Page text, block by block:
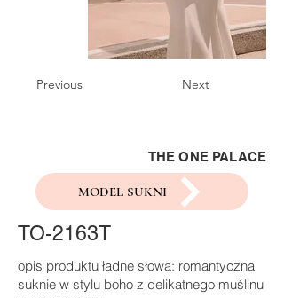
Previous Next
THE ONE PALACE
MODEL SUKNI
TO-2163T
opis produktu ładne słowa: romantyczna
suknie w stylu boho z delikatnego muślinu